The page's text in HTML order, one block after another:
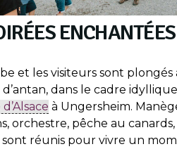
ENCHANTÉES
et les visiteurs sont
dans le cadre
à Ungersheim.
orchestre, pêche au
réunis pour vivre un